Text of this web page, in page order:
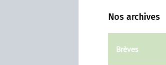
Nos archives
Brèves